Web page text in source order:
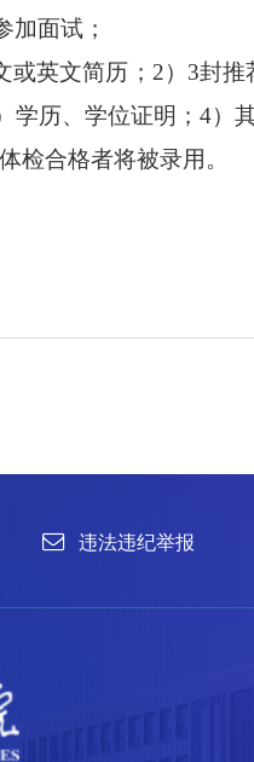
加面试；
或英文简历；2）3封推
学历、学位证明；4）
检合格者将被录用。
号
86-